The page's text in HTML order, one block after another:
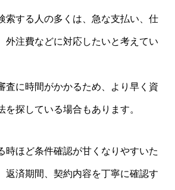
索する人の多くは、急な支払い、仕
外注費などに対応したいと考えてい
査に時間がかかるため、より早く資
を探している場合もあります。
時ほど条件確認が甘くなりやすいた
返済期間、契約内容を丁寧に確認す